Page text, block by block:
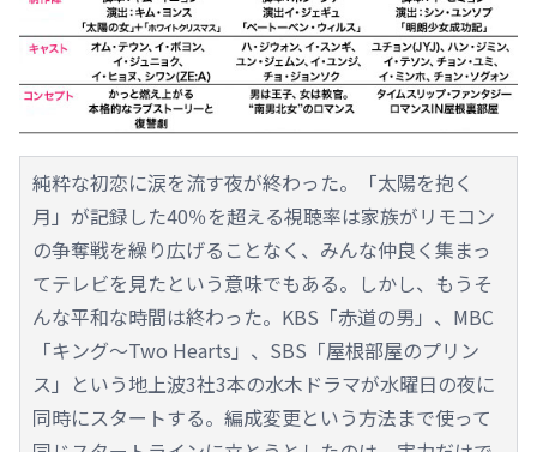
純粋な初恋に涙を流す夜が終わった。「太陽を抱く
月」が記録した40％を超える視聴率は家族がリモコン
の争奪戦を繰り広げることなく、みんな仲良く集まっ
てテレビを見たという意味でもある。しかし、もうそ
んな平和な時間は終わった。KBS「赤道の男」、MBC
「キング～Two Hearts」、SBS「屋根部屋のプリン
ス」という地上波3社3本の水木ドラマが水曜日の夜に
同時にスタートする。編成変更という方法まで使って